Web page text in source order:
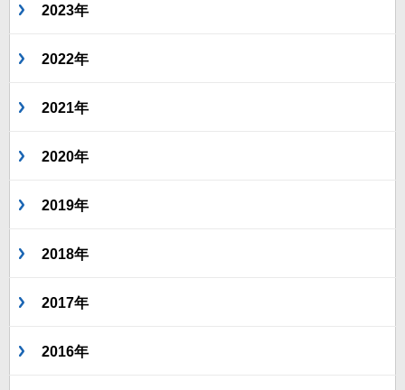
2023年
2022年
2021年
2020年
2019年
2018年
2017年
2016年